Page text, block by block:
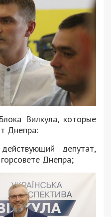
Вилкула, которые
Днепра:
депутат,
Днепра;